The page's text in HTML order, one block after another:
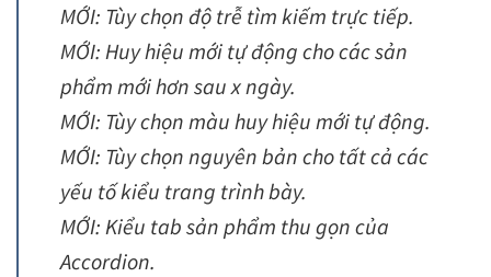
MỚI: Tùy chọn độ trễ tìm kiếm trực tiếp.
MỚI: Huy hiệu mới tự động cho các sản
phẩm mới hơn sau x ngày.
MỚI: Tùy chọn màu huy hiệu mới tự động.
MỚI: Tùy chọn nguyên bản cho tất cả các
yếu tố kiểu trang trình bày.
MỚI: Kiểu tab sản phẩm thu gọn của
Accordion.